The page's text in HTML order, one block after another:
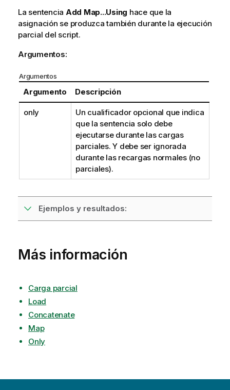
La sentencia Add Map...Using hace que la
asignación se produzca también durante la ejecución
parcial del script.
Argumentos:
Argumentos
Argumento Descripción
only
Un cualificador opcional que indica
que la sentencia solo debe
ejecutarse durante las cargas
parciales. Y debe ser ignorada
durante las recargas normales (no
parciales).
Ejemplos y resultados:
Más información
Carga parcial
Load
Concatenate
Map
Only